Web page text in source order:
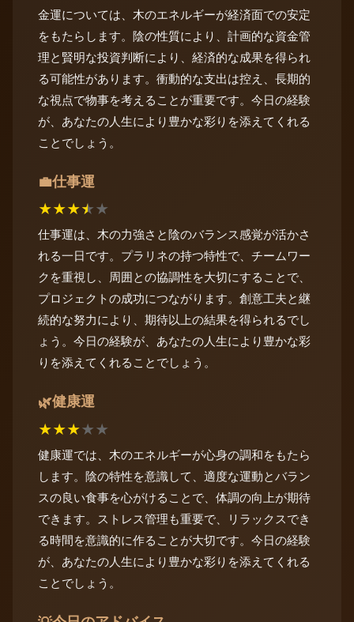
金運については、木のエネルギーが経済面での安定
をもたらします。陰の性質により、計画的な資金管
理と賢明な投資判断により、経済的な成果を得られ
る可能性があります。衝動的な支出は控え、長期的
な視点で物事を考えることが重要です。今日の経験
が、あなたの人生により豊かな彩りを添えてくれる
ことでしょう。
💼仕事運
★★★★★
仕事運は、木の力強さと陰のバランス感覚が活かさ
れる一日です。プラリネの持つ特性で、チームワー
クを重視し、周囲との協調性を大切にすることで、
プロジェクトの成功につながります。創意工夫と継
続的な努力により、期待以上の結果を得られるでし
ょう。今日の経験が、あなたの人生により豊かな彩
りを添えてくれることでしょう。
🌿健康運
★★★★★
健康運では、木のエネルギーが心身の調和をもたら
します。陰の特性を意識して、適度な運動とバラン
スの良い食事を心がけることで、体調の向上が期待
できます。ストレス管理も重要で、リラックスでき
る時間を意識的に作ることが大切です。今日の経験
が、あなたの人生により豊かな彩りを添えてくれる
ことでしょう。